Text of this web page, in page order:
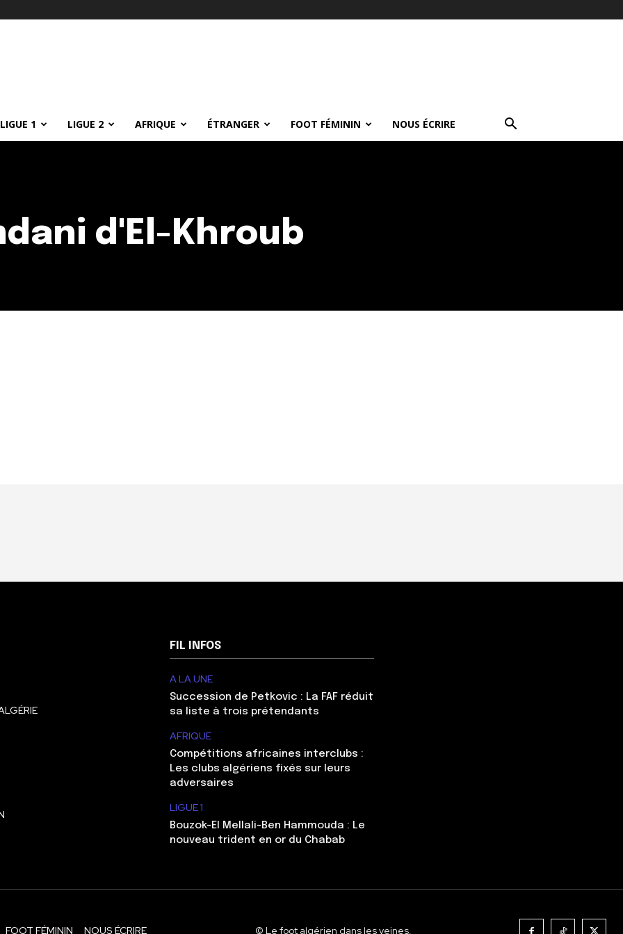
LIGUE 1 LIGUE 2 AFRIQUE ÉTRANGER FOOT FÉMININ NOUS ÉCRIRE
d'El-Khroub
FIL INFOS
A LA UNE
Succession de Petkovic : La FAF réduit
sa liste à trois prétendants
AFRIQUE
Compétitions africaines interclubs :
Les clubs algériens fixés sur leurs
adversaires
LIGUE 1
Bouzok-El Mellali-Ben Hammouda : Le
nouveau trident en or du Chabab
FOOT FÉMININ NOUS ÉCRIRE © Le foot algérien dans les veines.